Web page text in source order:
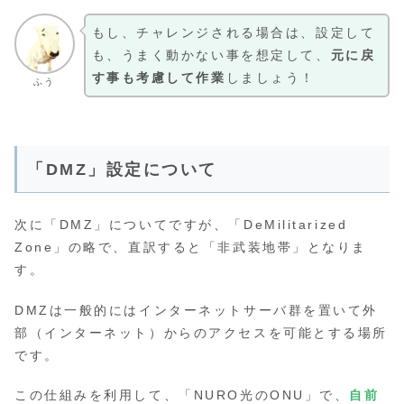
ふう
もし、チャレンジされる場合は、設定して
も、うまく動かない事を想定して、 元に戻
す事も考慮して作業 しましょう！
「DMZ」設定について
次に「DMZ」についてですが、「DeMilitarized
Zone」の略で、直訳すると「非武装地帯」となりま
す。
DMZは一般的にはインターネットサーバ群を置いて外
部（インターネット）からのアクセスを可能とする場所
です。
この仕組みを利用して、「NURO光のONU」で、 自前